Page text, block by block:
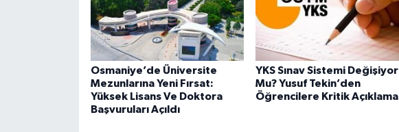
Osmaniye’de Üniversite
Mezunlarına Yeni Fırsat:
Yüksek Lisans Ve Doktora
Başvuruları Açıldı
YKS Sınav Sistemi Değişiyor
Mu? Yusuf Tekin’den
Öğrencilere Kritik Açıklama